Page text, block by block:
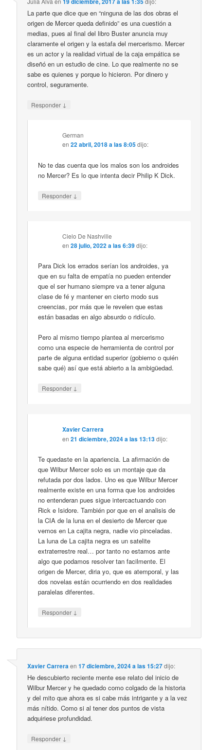
La parte que dice que en “ninguna de las dos obras el
origen de Mercer queda definido” es una cuestión a
medias, pues al final del libro Buster anuncia muy
claramente el origen y la estafa del mercerismo. Mercer
es un actor y la realidad virtual de la caja empática se
diseñó en un estudio de cine. Lo que realmente no se
sabe es quienes y porque lo hicieron. Por dinero y
control, seguramente.
Responder ↓
German
en22 abril, 2018 a las 8:05dijo:
No te das cuenta que los malos son los androides
no Mercer? Es lo que intenta decir Philip K Dick.
Responder ↓
Cielo De Nashville
en28 julio, 2022 a las 6:39dijo:
Para Dick los errados serían los androides, ya
que en su falta de empatía no pueden entender
que el ser humano siempre va a tener alguna
clase de fé y mantener en cierto modo sus
creencias, por más que le revelen que estas
están basadas en algo absurdo o ridículo.
Pero al mismo tiempo plantea al mercerismo
como una especie de herramienta de control por
parte de alguna entidad superior (gobierno o quién
sabe qué) así que está abierto a la ambigüedad.
Responder ↓
Xavier Carrera
en21 diciembre, 2024 a las 13:13dijo:
Te quedaste en la apariencia. La afirmación de
que Wilbur Mercer solo es un montaje que da
refutada por dos lados. Uno es que Wilbur Mercer
realmente existe en una forma que los androides
no entenderan pues sigue intercactuando con
Rick e Isidore. También por que en el analisis de
la CIA de la luna en el desierto de Mercer que
vemos en La cajita negra, nadie vio pinceladas.
La luna de La cajita negra es un satelite
extraterrestre real… por tanto no estamos ante
algo que podamos resolver tan facilmente. El
origen de Mercer, diria yo, que es atemporal, y las
dos novelas están ocurriendo en dos realidades
paralelas diferentes.
Responder ↓
Xavier Carrera en17 diciembre, 2024 a las 15:27dijo:
He descubierto reciente mente ese relato del inicio de
Wilbur Mercer y he quedado como colgado de la historia
y del mito que ahora es si cabe más intrigante y a la vez
más nítido. Como si al tener dos puntos de vista
adquiriese profundidad.
Responder ↓